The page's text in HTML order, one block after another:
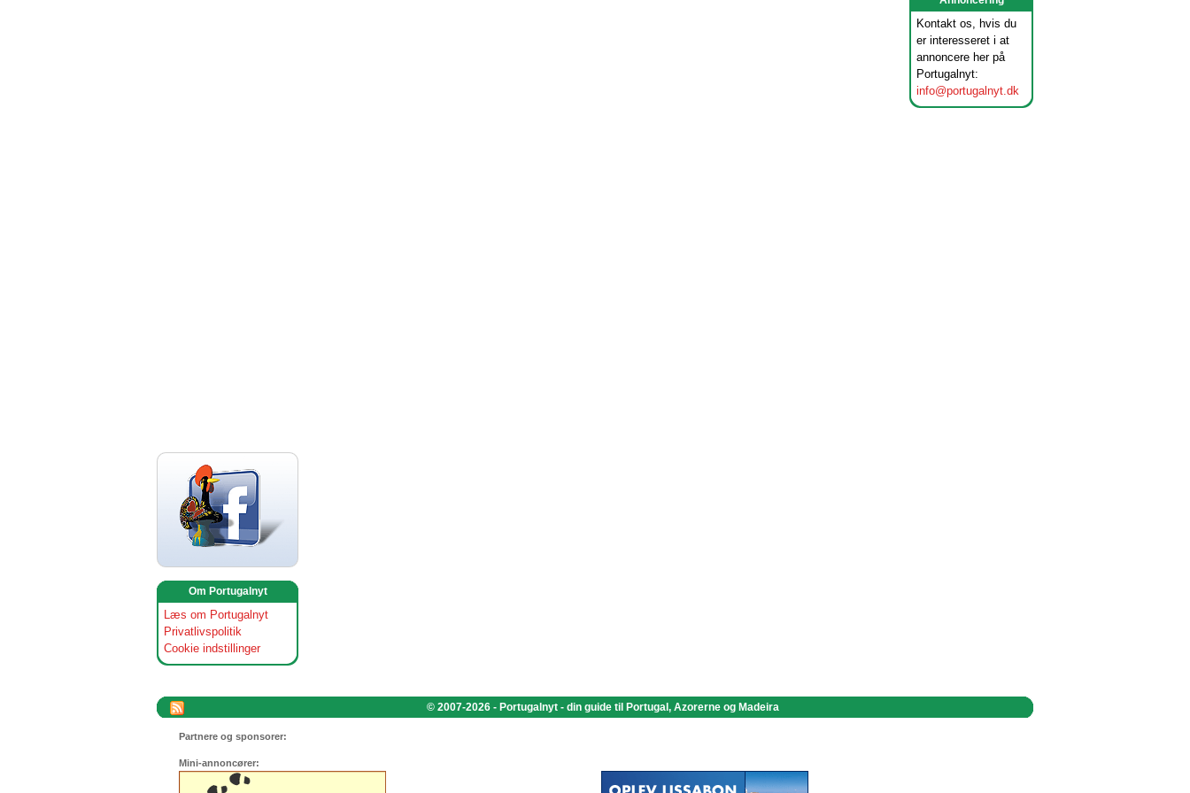
Kontakt os, hvis du
er interesseret i at
annoncere her på
Portugalnyt:
info@portugalnyt.dk
Om Portugalnyt
Læs om Portugalnyt
Privatlivspolitik
Cookie indstillinger
© 2007-2026 - Portugalnyt - din guide til Portugal, Azorerne og Madeira
Partnere og sponsorer:
Mini-annoncører: